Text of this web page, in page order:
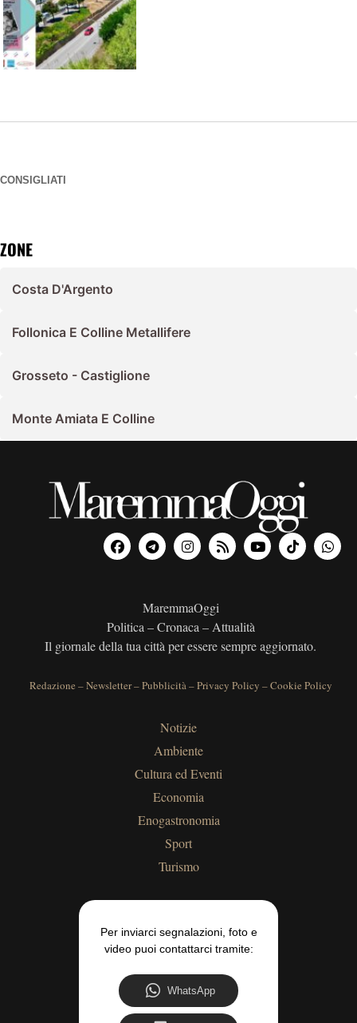
CONSIGLIATI
ZONE
Costa D'Argento
Follonica E Colline Metallifere
Grosseto - Castiglione
Monte Amiata E Colline
MaremmaOggi
Politica – Cronaca – Attualità
Il giornale della tua città per essere sempre aggiornato.
Redazione –Newsletter–Pubblicità–Privacy Policy –Cookie Policy
Notizie
Ambiente
Cultura ed Eventi
Economia
Enogastronomia
Sport
Turismo
Per inviarci segnalazioni, foto e
video puoi contattarci tramite:
WhatsApp